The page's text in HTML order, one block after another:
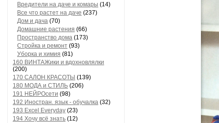
Вредители на даче и комары (14)
Все что растет на даче (237)
Дом и дача (70)
Домашние растения (66)
Пространство дома (173)
Стройка и ремонт (93)
Уборка и химия (81)
160 ВИНТАЖики и вдохновлялки
(200)
170 САЛОН КРАСОТЫ (139)
180 МОДА и СТИЛЬ (206)
191 НЕЙРОсети (98)
192 Иностран. язык - обучалка (32)
193 Excel Everyday (23)
194 Хочу всё знать (12)